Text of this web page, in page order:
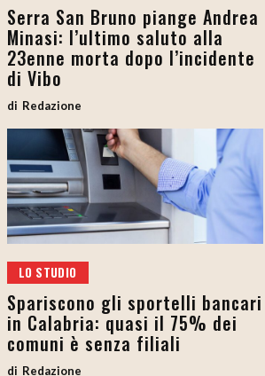
Serra San Bruno piange Andrea
Minasi: l’ultimo saluto alla
23enne morta dopo l’incidente
di Vibo
Redazione
LO STUDIO
Spariscono gli sportelli bancari
in Calabria: quasi il 75% dei
comuni è senza filiali
Redazione